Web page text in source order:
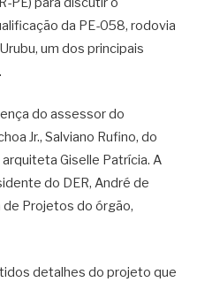
da PE-058, rodovia
um dos principais
do assessor do
Jr., Salviano Rufino, do
Giselle Patrícia. A
do DER, André de
de Projetos do órgão,
detalhes do projeto que